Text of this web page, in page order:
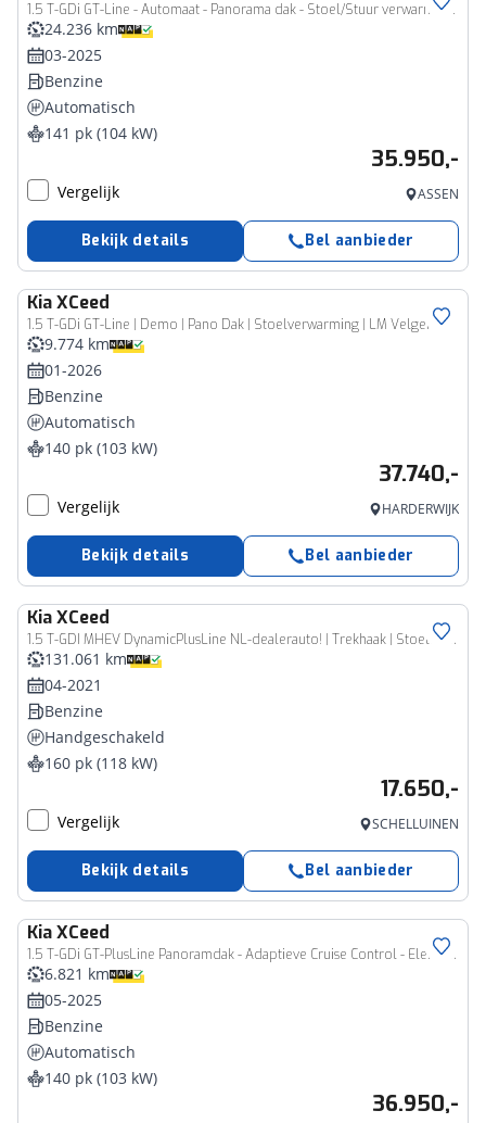
1.5 T-GDi GT-Line - Automaat - Panorama dak - Stoel/Stuur verwarming - Navigatie - Climate Control - Achteruitrijcamera - Elektrische Achterklep - 7 jaar of 150.000km Fabrieksgarantie
24.236 km
03-2025
Benzine
Automatisch
141 pk (104 kW)
35.950,-
Vergelijk ASSEN
Bekijk details Bel aanbieder
KiaXCeed
1.5 T-GDi GT-Line | Demo | Pano Dak | Stoelverwarming | LM Velgen 18" | Elektrische achterklep | Camera | Navi | Clima | Full LED
9.774 km
01-2026
Benzine
Automatisch
140 pk (103 kW)
37.740,-
Vergelijk HARDERWIJK
Bekijk details Bel aanbieder
KiaXCeed
1.5 T-GDI MHEV DynamicPlusLine NL-dealerauto! | Trekhaak | Stoel&Stuurverwarming
131.061 km
04-2021
Benzine
Handgeschakeld
160 pk (118 kW)
17.650,-
Vergelijk SCHELLUINEN
Bekijk details Bel aanbieder
KiaXCeed
1.5 T-GDi GT-PlusLine Panoramdak - Adaptieve Cruise Control - Elektrisch verstelbare/verwarmde stoelen - Stuurverwarming - Surround view camera -
6.821 km
05-2025
Benzine
Automatisch
140 pk (103 kW)
36.950,-